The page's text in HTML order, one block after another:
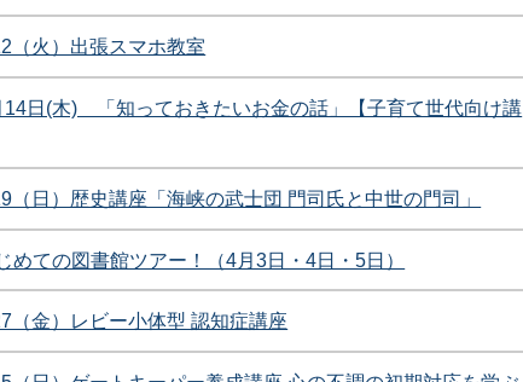
（火）出張スマホ教室
14日(木) 「知っておきたいお金の話」【子育て世代向け講
（日）歴史講座「海峡の武士団 門司氏と中世の門司」
めての図書館ツアー！（4月3日・4日・5日）
（金）レビー小体型 認知症講座